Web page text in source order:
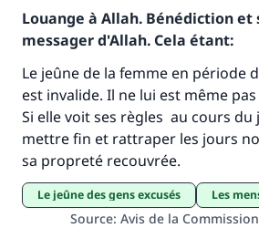
Louange à Allah. Bénédiction
messager d'Allah. Cela étant:
Le jeûne de la femme en période
est invalide. Il ne lui est même
Si elle voit ses règles au cours du
mettre fin et rattraper les jours
sa propreté recouvrée.
Le jeûne des gens excusés Les
Source: Avis de la
Faites une différence
millions de personnes
contribution
Aidez nous à apporter des